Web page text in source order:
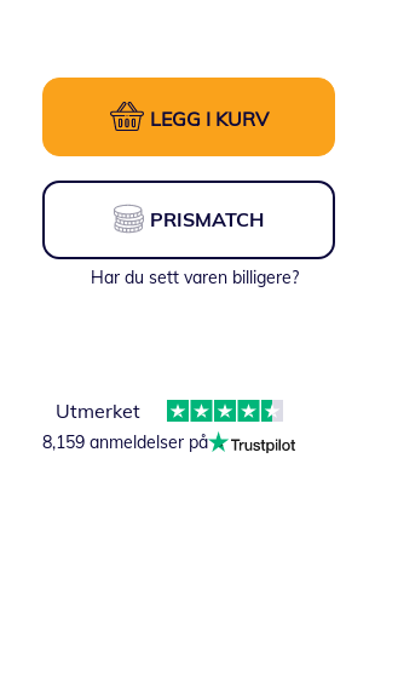
LEGG I KURV
PRISMATCH
Har du sett varen billigere?
Utmerket
8,159 anmeldelser på